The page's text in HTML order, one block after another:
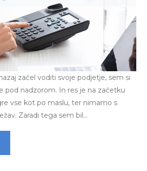
začel voditi svoje podjetje, sem si
pod nadzorom. In res je na začetku
vse kot po maslu, ter nimamo s
Zaradi tega sem bil…